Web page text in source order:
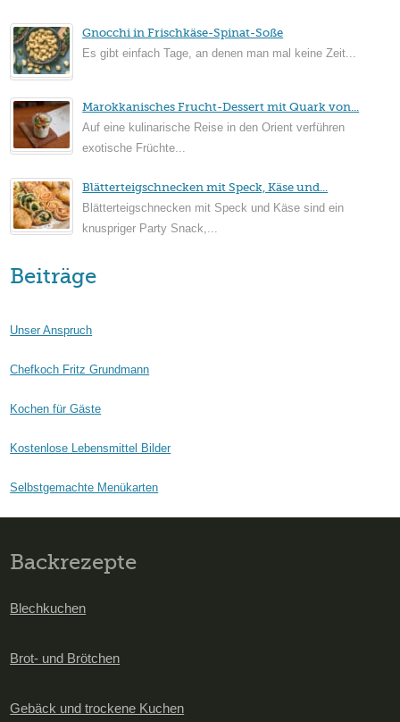
Gnocchi in Frischkäse-Spinat-Soße
Es gibt einfach Tage, an denen man mal keine Zeit...
Marokkanisches Frucht-Dessert mit Quark von...
Auf eine kulinarische Reise in den Orient verführen
exotische Früchte...
Blätterteigschnecken mit Speck, Käse und...
Blätterteigschnecken mit Speck und Käse sind ein
knuspriger Party Snack,...
Beiträge
Unser Anspruch
Chefkoch Fritz Grundmann
Kochen für Gäste
Kostenlose Lebensmittel Bilder
Selbstgemachte Menükarten
Backrezepte
Blechkuchen
Brot- und Brötchen
Gebäck und trockene Kuchen